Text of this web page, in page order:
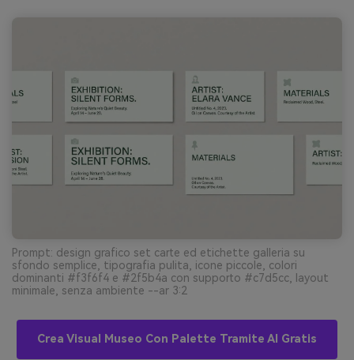
Prompt: design grafico set carte ed etichette galleria su
sfondo semplice, tipografia pulita, icone piccole, colori
dominanti #f3f6f4 e #2f5b4a con supporto #c7d5cc, layout
minimale, senza ambiente --ar 3:2
Crea Visual Museo Con Palette Tramite AI Gratis